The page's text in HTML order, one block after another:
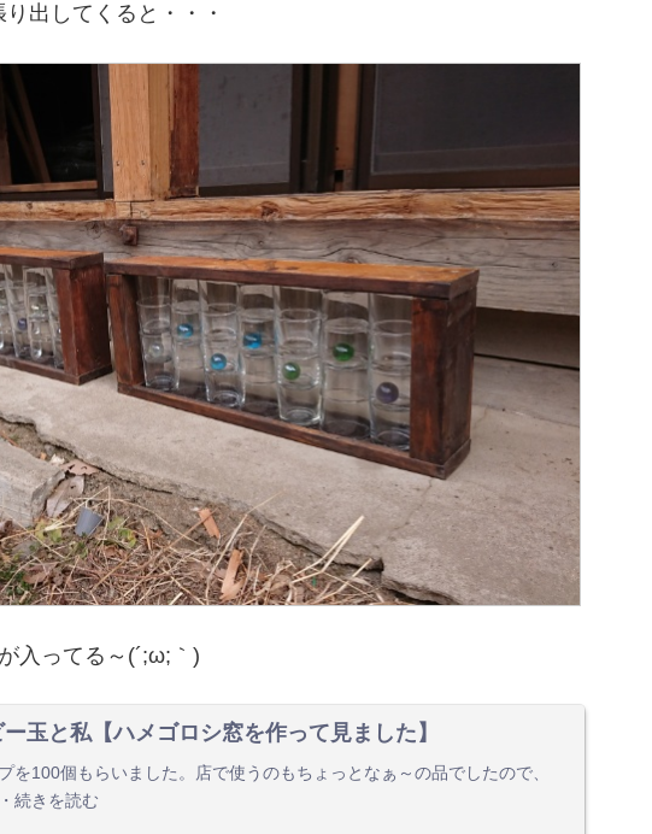
出してくると・・・
入ってる～(´;ω;｀)
玉と私【ハメゴロシ窓を作って見ました】
を100個もらいました。店で使うのもちょっとなぁ～の品でしたので、
続きを読む